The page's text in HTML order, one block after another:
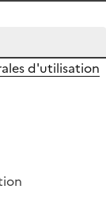
d'utilisation